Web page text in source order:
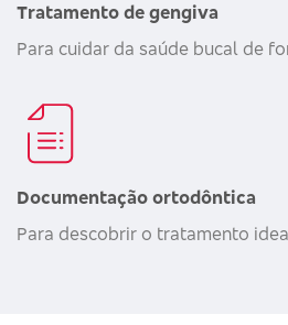
Tratamento de gengiva
Para cuidar da saúde bucal de
Documentação ortodôntica
Para descobrir o tratamento